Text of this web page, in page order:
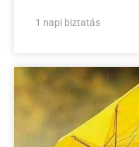
1 napi biztatás